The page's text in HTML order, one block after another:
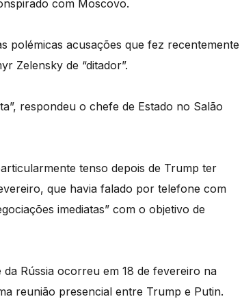
com Moscovo.
polémicas acusações que fez recentemente
Zelensky de “ditador”.
respondeu o chefe de Estado no Salão
tenso depois de Trump ter
que havia falado por telefone com
imediatas” com o objetivo de
Rússia ocorreu em 18 de fevereiro na
reunião presencial entre Trump e Putin.